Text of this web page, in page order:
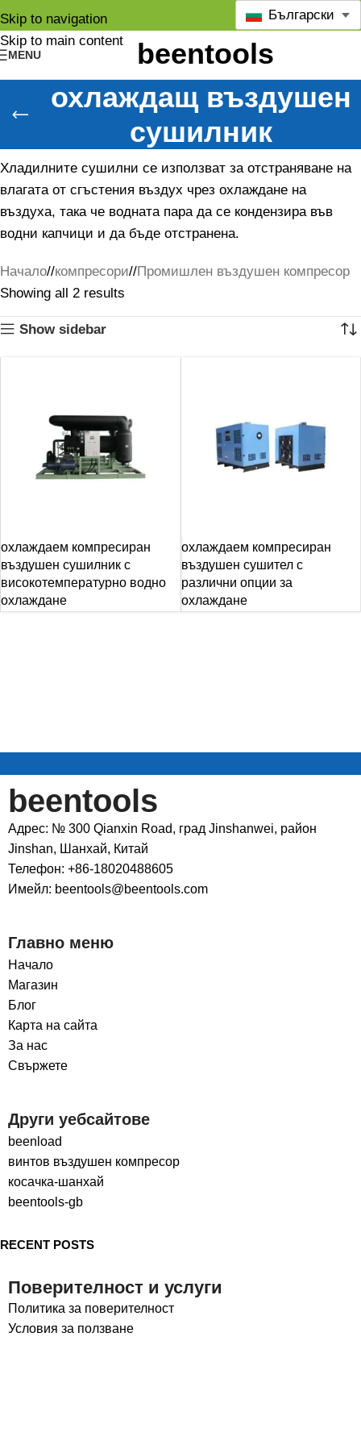
Skip to navigation
Skip to main content
MENU
Български
охлаждащ въздушен
сушилник
Хладилните сушилни се използват за отстраняване на
влагата от сгъстения въздух чрез охлаждане на
въздуха, така че водната пара да се кондензира във
водни капчици и да бъде отстранена.
Начало/ компресори/ Промишлен въздушен компресор
Showing all 2 results
Show sidebar
охлаждаем компресиран
въздушен сушилник с
високотемпературно водно
охлаждане
охлаждаем компресиран
въздушен сушител с
различни опции за
охлаждане
beentools
Адрес: № 300 Qianxin Road, град Jinshanwei, район
Jinshan, Шанхай, Китай
Телефон: +86-18020488605
Имейл: beentools@beentools.com
Главно меню
Начало
Магазин
Блог
Карта на сайта
За нас
Свържете
Други уебсайтове
beenload
винтов въздушен компресор
косачка-шанхай
beentools-gb
RECENT POSTS
Поверителност и услуги
Политика за поверителност
Условия за ползване